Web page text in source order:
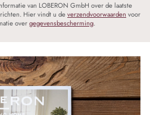
van LOBERON GmbH over de laatste
Hier vindt u deverzendvoorwaarden voor
overgegevensbescherming.